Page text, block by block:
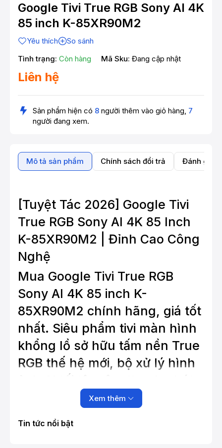
Google Tivi True RGB Sony AI 4K
85 inch K-85XR90M2
Yêu thích
So sánh
Tình trạng: Còn hàng Mã Sku: Đang cập nhật
Liên hệ
Sản phẩm hiện có 8 người thêm vào giỏ hàng, 7
người đang xem.
Mô tả sản phẩm Chính sách đổi trả Đánh giá
[Tuyệt Tác 2026] Google Tivi
True RGB Sony AI 4K 85 Inch
K-85XR90M2 | Đỉnh Cao Công
Nghệ
Mua Google Tivi True RGB
Sony AI 4K 85 inch K-
85XR90M2 chính hãng, giá tốt
nhất. Siêu phẩm tivi màn hình
khổng lồ sở hữu tấm nền True
RGB thế hệ mới, bộ xử lý hình
ra từ màn hình. Trả góp 0%,
lắp đặt chuyên nghiệp!
Xem thêm
Tin tức nổi bật